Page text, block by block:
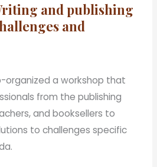
and publishing
and
organized a workshop that
from the publishing
and booksellers to
to challenges specific